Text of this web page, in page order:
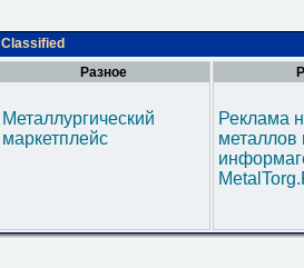
Classified
Разное
Металлургический
маркетплейс
Реклама
металлов